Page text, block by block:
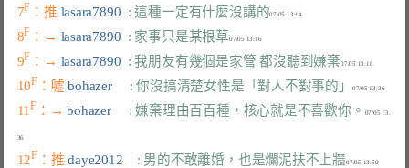
7F ：推 lasara7890 : 這種一定有什麼沒講的 07/05 13:14
8F ：→ lasara7890 : 家事只是某根草 07/05 13:16
9F ：→ lasara7890 : 我朋友有幾個是家管 都沒聽到嫌棄 07/05 13:18
10F ：噓 bohazer : 你沒搞清楚女性是「對人不對事的」 07/05 13:36
11F ：→ bohazer : 嫌棄理由百百種，核心就是不喜歡你。 07/05 13:
12F ：推 daye2012 : 男的不敢離婚，也是爛泥扶不上牆 07/05 13:50